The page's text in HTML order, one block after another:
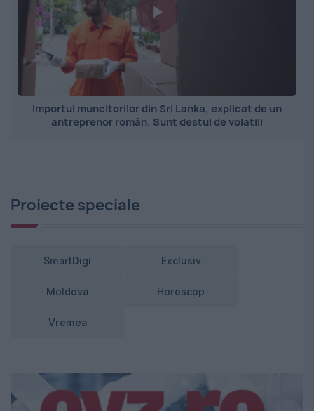
Importul muncitorilor din Sri Lanka, explicat de un
antreprenor român. Sunt destul de volatili
Proiecte speciale
SmartDigi Exclusiv
Moldova Horoscop
Vremea